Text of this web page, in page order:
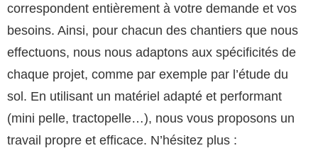
correspondent entièrement à votre demande et vos
besoins. Ainsi, pour chacun des chantiers que nous
effectuons, nous nous adaptons aux spécificités de
chaque projet, comme par exemple par l’étude du
sol. En utilisant un matériel adapté et performant
(mini pelle, tractopelle…), nous vous proposons un
travail propre et efficace. N’hésitez plus :